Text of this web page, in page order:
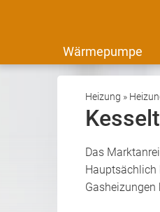
Wärmepumpe
Heizung »
Das
Hauptsächlich